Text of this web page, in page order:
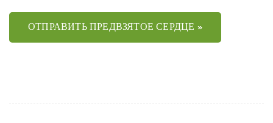
ОТПРАВИТЬ ПРЕДВЗЯТОЕ СЕРДЦЕ »